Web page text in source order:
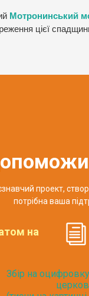
Мотронинський
цієї
проект,
потрібна ваша
на
Збір на
церков